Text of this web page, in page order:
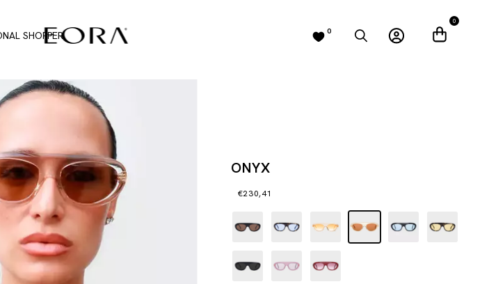
SHOPPER 0
0
ONYX
€230,41